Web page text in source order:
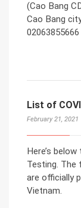
(Cao Bang
Cao Bang
List of
February 21, 2021
Here’s
Testing. The
are officially
Vietnam.